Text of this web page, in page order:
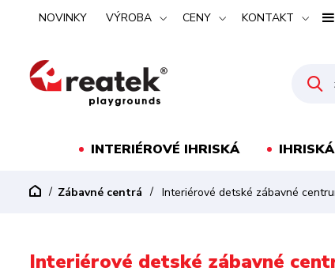
NOVINKY VÝROBA CENY KONTAKT
INTERIÉROVÉ IHRISKÁ
Zábavné centrá Interiérové detské zábavné
Interiérové detské zábavné